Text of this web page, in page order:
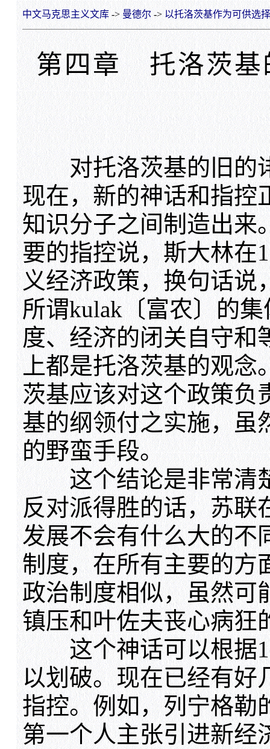
中文马克思主义文库-> 曼德尔-> 以托洛茨基作为可供选
第四章 托洛茨基
对托洛茨基的旧的诽
现在，新的神话和指控
知识分子之间制造出来
要的指控说，斯大林在
义经济政策，换句话说
所谓kulak〔富农〕的
度、经济的闭关自守和
上都是托洛茨基的观
茨基应该对这个政策负
基的纲领付之实施，虽
的野蛮手段。
这个结论是非常清
反对派得胜的话，苏联
发展不会有什么大的不
制度，在所有主要的方
政治制度相似，虽然可
镇压和叶佐夫丧心病狂
这个神话可以根据
以划破。现在已经有好
指控。例如，列宁格勒
第一个人主张引进新经